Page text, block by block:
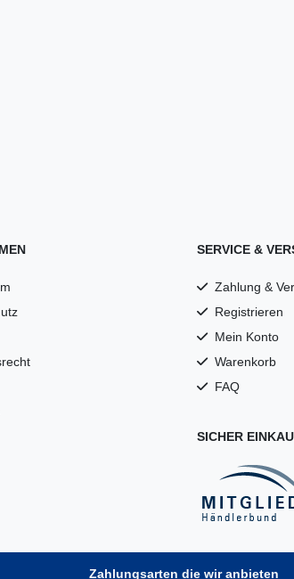
SERVICE &
Zahlung &
Registrieren
Mein Konto
Warenkorb
FAQ
SICHER
Zahlungsarten die wir anbieten